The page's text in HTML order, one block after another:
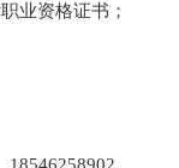
业资格证书；